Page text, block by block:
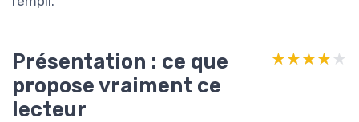
Présentation : ce que
propose vraiment ce
lecteur
★★★★★
★★★★★